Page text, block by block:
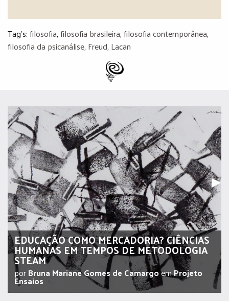
Tag's:filosofia,filosofia brasileira,filosofia contemporânea,
filosofia da psicanálise, Freud, Lacan
▶︎
EDUCAÇÃO COMO MERCADORIA? CIÊNCIAS
HUMANAS EM TEMPOS DE METODOLOGIA
STEAM
porBruna Mariane Gomes de CamargoemProjeto
Ensaios